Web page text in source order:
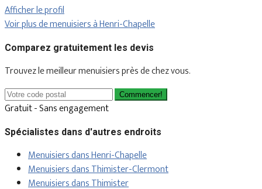
Afficher le profil
Voir plus de menuisiers à Henri-Chapelle
Comparez gratuitement les devis
Trouvez le meilleur menuisiers près de chez vous.
Commencer!
Gratuit - Sans engagement
Spécialistes dans d'autres endroits
Menuisiers dans Henri-Chapelle
Menuisiers dans Thimister-Clermont
Menuisiers dans Thimister